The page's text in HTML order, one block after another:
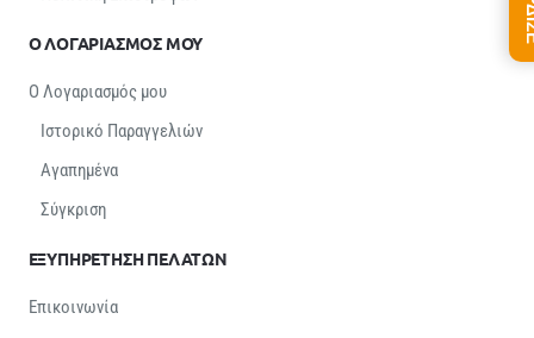
Ο ΛΟΓΑΡΙΑΣΜΟΣ ΜΟΥ
Ο Λογαριασμός μου
Ιστορικό Παραγγελιών
Αγαπημένα
Σύγκριση
ΕΞΥΠΗΡΕΤΗΣΗ ΠΕΛΑΤΩΝ
Επικοινωνία